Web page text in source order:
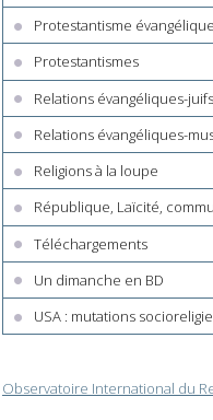
Protestantisme évangélique
Protestantismes
Relations évangéliques-juifs
Relations évangéliques-
Religions à la loupe
République, Laïcité,
Téléchargements
Un dimanche en BD
USA : mutations
Observatoire International du